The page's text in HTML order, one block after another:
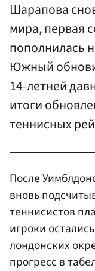
Шарапова
мира, первая
пополнилась
Южный
14-летней
итоги
теннисных
После
вновь
теннисистов
игроки
лондонских
прогресс в